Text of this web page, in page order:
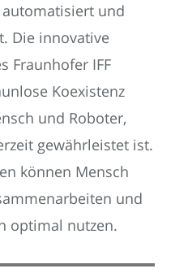
und
Die innovative
Fraunhofer IFF
Koexistenz
und Roboter,
gewährleistet ist.
können Mensch
und
optimal nutzen.